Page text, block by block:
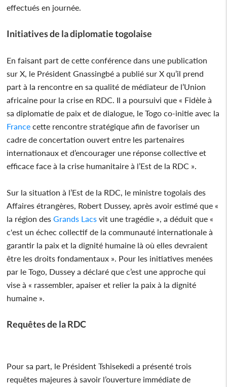
effectués en journée.
Initiatives de la diplomatie togolaise
En faisant part de cette conférence dans une publication
sur X, le Président Gnassingbé a publié sur X qu’il prend
part à la rencontre en sa qualité de médiateur de l’Union
africaine pour la crise en RDC. Il a poursuivi que « Fidèle à
sa diplomatie de paix et de dialogue, le Togo co-initie avec la
France cette rencontre stratégique afin de favoriser un
cadre de concertation ouvert entre les partenaires
internationaux et d’encourager une réponse collective et
efficace face à la crise humanitaire à l’Est de la RDC ».
Sur la situation à l’Est de la RDC, le ministre togolais des
Affaires étrangères, Robert Dussey, après avoir estimé que «
la région des Grands Lacs vit une tragédie », a déduit que «
c'est un échec collectif de la communauté internationale à
garantir la paix et la dignité humaine là où elles devraient
être les droits fondamentaux ». Pour les initiatives menées
par le Togo, Dussey a déclaré que c’est une approche qui
vise à « rassembler, apaiser et relier la paix à la dignité
humaine ».
Requêtes de la RDC
Pour sa part, le Président Tshisekedi a présenté trois
requêtes majeures à savoir l’ouverture immédiate de